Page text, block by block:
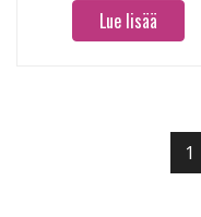
Lue lisää
1